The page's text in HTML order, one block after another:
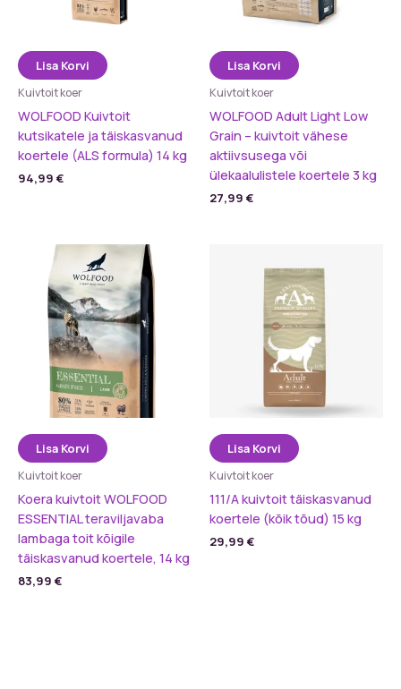
Lisa Korvi
Kuivtoit koer
WOLFOOD Kuivtoit
kutsikatele ja täiskasvanud
koertele (ALS formula) 14 kg
94,99 €
Lisa Korvi
Kuivtoit koer
WOLFOOD Adult Light Low
Grain – kuivtoit vähese
aktiivsusega või
ülekaalulistele koertele 3 kg
27,99 €
Lisa Korvi
Kuivtoit koer
Koera kuivtoit WOLFOOD
ESSENTIAL teraviljavaba
lambaga toit kõigile
täiskasvanud koertele, 14 kg
83,99 €
Lisa Korvi
Kuivtoit koer
111/A kuivtoit täiskasvanud
koertele (kõik tõud) 15 kg
29,99 €